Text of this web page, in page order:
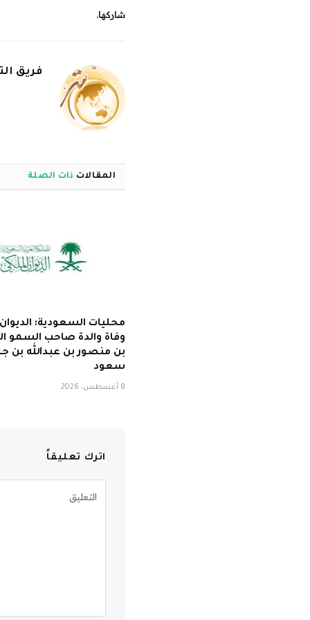
شاركها.
فريق
المقالات ذات الصلة
محليات السعودية:
وفاة والدة صاحب السمو
بن منصور بن عبدالله بن
سعود
8 أغسطس، 2026
اترك تعليقاً